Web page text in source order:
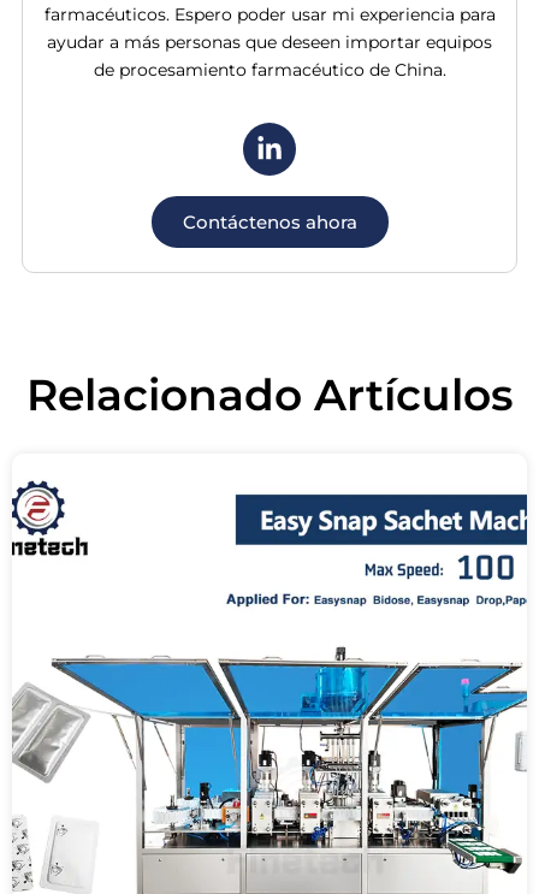
farmacéuticos. Espero poder usar mi experiencia para
ayudar a más personas que deseen importar equipos
de procesamiento farmacéutico de China.
Contáctenos ahora
Relacionado Artículos